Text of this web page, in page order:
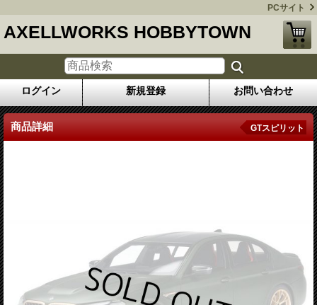
PCサイト
AXELLWORKS HOBBYTOWN
ログイン 新規登録 お問い合わせ
商品詳細 GTスピリット